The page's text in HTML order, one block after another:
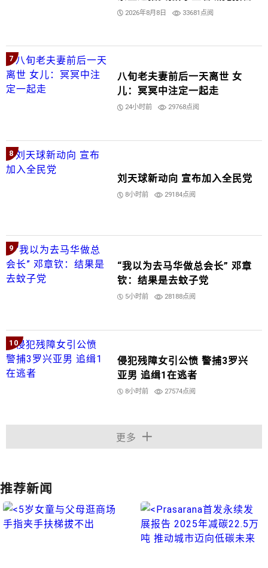
2026年8月8日 33681点阅
7
八旬老夫妻前后一天离世 女
儿：冥冥中注定一起走
24小时前 29768点阅
8
刘天球新动向 宣布加入全民党
8小时前 29184点阅
9
“我以为去马华做总会长” 邓章
钦：结果是去蚊子党
5小时前 28188点阅
10
侵犯残障女引公愤 警捕3罗兴
亚男 追缉1在逃者
8小时前 27574点阅
更多
推荐新闻